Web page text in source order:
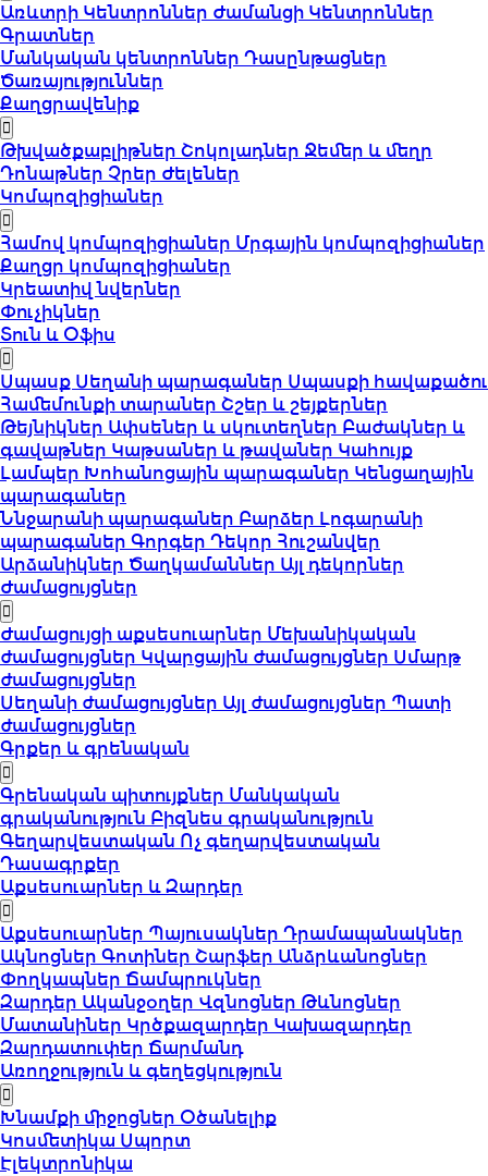
Առևտրի Կենտրոններ Ժամանցի Կենտրոններ
Գրատներ
Մանկական կենտրոններ Դասընթացներ
Ծառայություններ
Քաղցրավենիք
Թխվածքաբլիթներ Շոկոլադներ Ջեմեր և մեղր
Դոնաթներ Չրեր Ժելեներ
Կոմպոզիցիաներ
Համով կոմպոզիցիաներ Մրգային կոմպոզիցիաներ
Քաղցր կոմպոզիցիաներ
Կրեատիվ նվերներ
Փուչիկներ
Տուն և Օֆիս
Սպասք Սեղանի պարագաներ Սպասքի հավաքածու
Համեմունքի տարաներ Շշեր և շեյքերներ
Թեյնիկներ Ափսեներ և սկուտեղներ Բաժակներ և
գավաթներ Կաթսաներ և թավաներ Կահույք
Լամպեր Խոհանոցային պարագաներ Կենցաղային
պարագաներ
Ննջարանի պարագաներ Բարձեր Լոգարանի
պարագաներ Գորգեր Դեկոր Հուշանվեր
Արձանիկներ Ծաղկամաններ Այլ դեկորներ
Ժամացույցներ
Ժամացույցի աքսեսուարներ Մեխանիկական
ժամացույցներ Կվարցային ժամացույցներ Սմարթ
ժամացույցներ
Սեղանի ժամացույցներ Այլ ժամացույցներ Պատի
ժամացույցներ
Գրքեր և գրենական
Գրենական պիտույքներ Մանկական
գրականություն Բիզնես գրականություն
Գեղարվեստական Ոչ գեղարվեստական
Դասագրքեր
Աքսեսուարներ և Զարդեր
Աքսեսուարներ Պայուսակներ Դրամապանակներ
Ակնոցներ Գոտիներ Շարֆեր Անձրևանոցներ
Փողկապներ Ճամպրուկներ
Զարդեր Ականջօղեր Վզնոցներ Թևնոցներ
Մատանիներ Կրծքազարդեր Կախազարդեր
Զարդատուփեր Ճարմանդ
Առողջություն և գեղեցկություն
Խնամքի միջոցներ Օծանելիք
Կոսմետիկա Սպորտ
Էլեկտրոնիկա